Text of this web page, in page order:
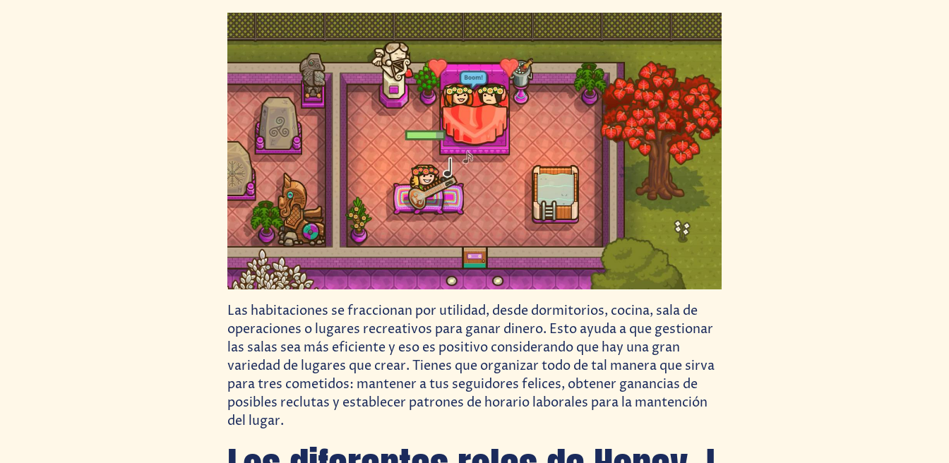
Las habitaciones se fraccionan por utilidad, desde dormitorios, cocina, sala de
operaciones o lugares recreativos para ganar dinero. Esto ayuda a que gestionar
las salas sea más eficiente y eso es positivo considerando que hay una gran
variedad de lugares que crear. Tienes que organizar todo de tal manera que sirva
para tres cometidos: mantener a tus seguidores felices, obtener ganancias de
posibles reclutas y establecer patrones de horario laborales para la mantención
del lugar.